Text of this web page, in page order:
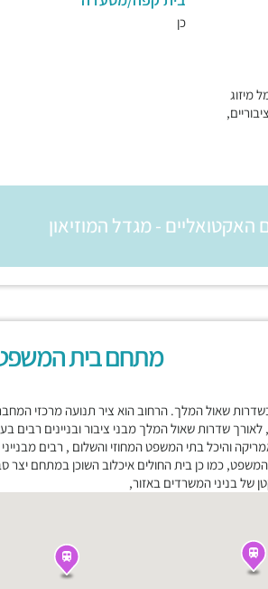
כן
7/24, חשמל מיזוג
- מגדל המוזיאון
מתחם בית
שאול המלך. הרחוב הוא ציר תנועה מרכזי
שדרות שאול המלך מבני ציבור ובניינים רבים
והיכל בתי המשפט המחוזי והשלום , רבים
כמו כן בית החולים איכלוב השוכן במתחם יצר
של בניני המשרדים באזור,